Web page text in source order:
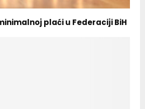
plaći u Federaciji BiH